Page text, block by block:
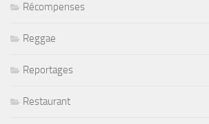
Récompenses
Reggae
Reportages
Restaurant